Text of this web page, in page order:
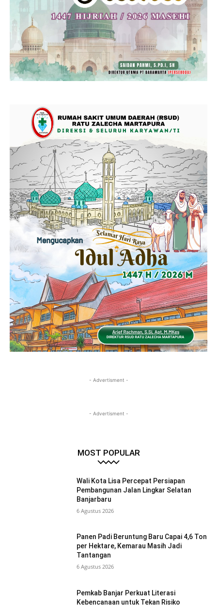
- Advertisment -
- Advertisment -
MOST POPULAR
Wali Kota Lisa Percepat Persiapan
Pembangunan Jalan Lingkar Selatan
Banjarbaru
6 Agustus 2026
Panen Padi Beruntung Baru Capai 4,6 Ton
per Hektare, Kemarau Masih Jadi
Tantangan
6 Agustus 2026
Pemkab Banjar Perkuat Literasi
Kebencanaan untuk Tekan Risiko